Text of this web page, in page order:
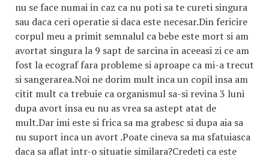
nu se face numai in caz ca nu poti sa te cureti singura
sau daca ceri operatie si daca este necesar.Din fericire
corpul meu a primit semnalul ca bebe este mort si am
avortat singura la 9 sapt de sarcina in aceeasi zi ce am
fost la ecograf fara probleme si aproape ca mi-a trecut
si sangerarea.Noi ne dorim mult inca un copil insa am
citit mult ca trebuie ca organismul sa-si revina 3 luni
dupa avort insa eu nu as vrea sa astept atat de
mult.Dar imi este si frica sa ma grabesc si dupa aia sa
nu suport inca un avort .Poate cineva sa ma sfatuiasca
daca sa aflat intr-o situatie similara?Credeti ca este